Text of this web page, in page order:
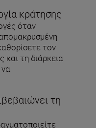
κράτησης
όταν
τον
και τη διάρκεια
ζωής της
τη